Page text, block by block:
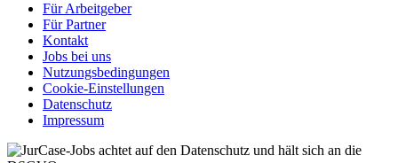
Für Arbeitgeber
Für Partner
Kontakt
Jobs bei uns
Nutzungsbedingungen
Cookie-Einstellungen
Datenschutz
Impressum